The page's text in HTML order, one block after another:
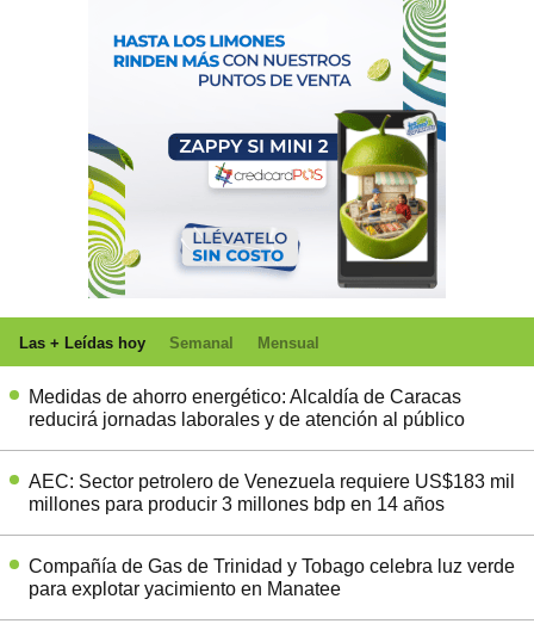
Las + Leídas hoy Semanal Mensual
Medidas de ahorro energético: Alcaldía de Caracas
reducirá jornadas laborales y de atención al público
AEC: Sector petrolero de Venezuela requiere US$183 mil
millones para producir 3 millones bdp en 14 años
Compañía de Gas de Trinidad y Tobago celebra luz verde
para explotar yacimiento en Manatee